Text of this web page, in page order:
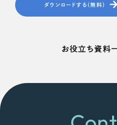
ダウンロードする（無料）
お役立ち資料